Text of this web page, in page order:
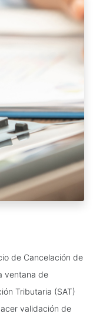
de Cancelación de
ventana de
Tributaria (SAT)
validación de